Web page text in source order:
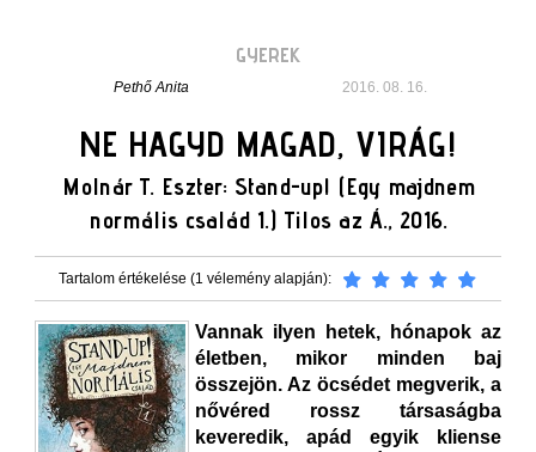
GYEREK
Pethő Anita 2016. 08. 16.
NE HAGYD MAGAD, VIRÁG!
Molnár T. Eszter: Stand-up! (Egy majdnem
normális család 1.) Tilos az Á., 2016.
Tartalom értékelése (1 vélemény alapján):
Vannak ilyen hetek, hónapok az
életben, mikor minden baj
összejön. Az öcsédet megverik, a
nővéred rossz társaságba
keveredik, apád egyik kliense